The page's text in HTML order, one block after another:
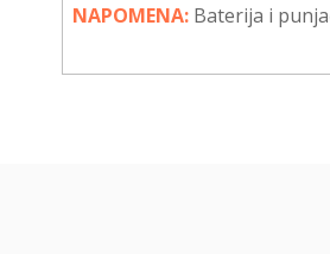
NAPOMENA: Baterija i